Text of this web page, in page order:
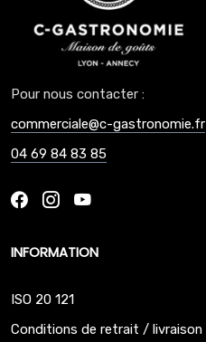
Pour nous contacter :
commerciale@c-gastronomie.fr
04 69 84 83 85
INFORMATION
ISO 20 121
Conditions de retrait / livraison